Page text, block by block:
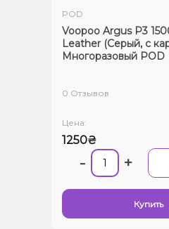
POD
Voopoo Argus P3
Leather (Серый, с
Многоразовый POD
0 Отзывов
Цена:
1250₴
- +
Купить